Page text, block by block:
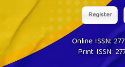
Online ISSN:
Print ISSN:
Register